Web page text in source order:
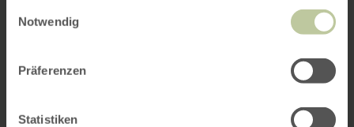
Notwendig
Präferenzen
Statistiken